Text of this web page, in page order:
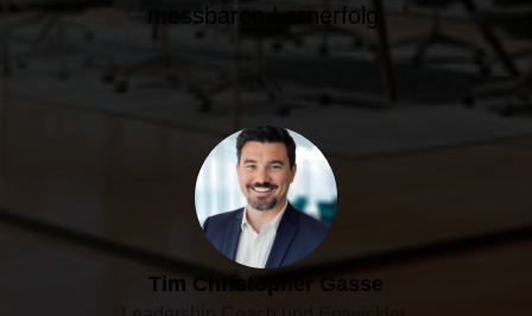
messbaren Lernerfolg.
Tim Christopher Gasse